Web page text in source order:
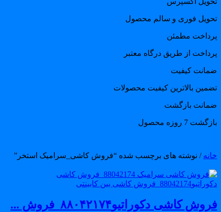
فوری و سالم محصول
مطمئن
از طریق درگاه معتبر
کیفیت
بالاترین کیفیت محصولات
بازگشت
7 روزه محصول
/ نوشته های برچسب شده “فروش کاشی_سرامیک استخر”
کاشی دکوراتیو۸۸۰۴۲۱۷۴_فروش ...